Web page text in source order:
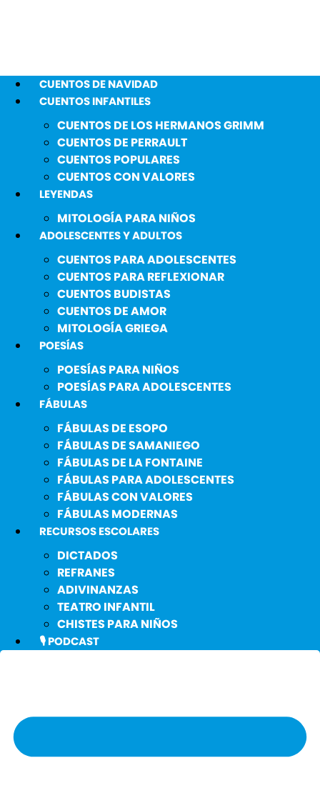
CUENTOS DE NAVIDAD
CUENTOS INFANTILES
CUENTOS DE LOS HERMANOS GRIMM
CUENTOS DE PERRAULT
CUENTOS POPULARES
CUENTOS CON VALORES
LEYENDAS
MITOLOGÍA PARA NIÑOS
ADOLESCENTES Y ADULTOS
CUENTOS PARA ADOLESCENTES
CUENTOS PARA REFLEXIONAR
CUENTOS BUDISTAS
CUENTOS DE AMOR
MITOLOGÍA GRIEGA
POESÍAS
POESÍAS PARA NIÑOS
POESÍAS PARA ADOLESCENTES
FÁBULAS
FÁBULAS DE ESOPO
FÁBULAS DE SAMANIEGO
FÁBULAS DE LA FONTAINE
FÁBULAS PARA ADOLESCENTES
FÁBULAS CON VALORES
FÁBULAS MODERNAS
RECURSOS ESCOLARES
DICTADOS
REFRANES
ADIVINANZAS
TEATRO INFANTIL
CHISTES PARA NIÑOS
🎙️ PODCAST